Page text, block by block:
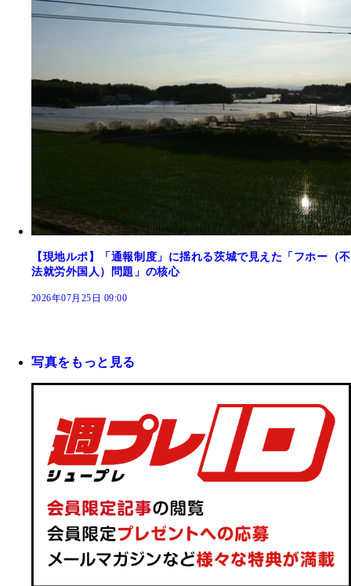
【現地ルポ】「通報制度」に揺れる茨城で見えた「フホー（不
法就労外国人）問題」の核心
2026年07月25日 09:00
写真をもっと見る